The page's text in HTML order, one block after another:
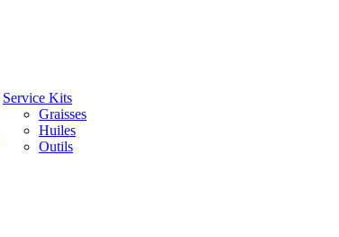
Service Kits
Graisses
Huiles
Outils